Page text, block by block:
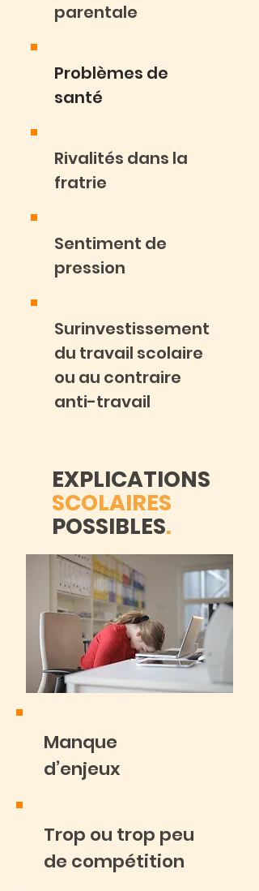
parentale
Problèmes de
santé
Rivalités dans la
fratrie
Sentiment de
pression
Surinvestissement
du travail scolaire
ou au contraire
anti-travail
EXPLICATIONS
SCOLAIRES
POSSIBLES.
Manque
d’enjeux
Trop ou trop peu
de compétition